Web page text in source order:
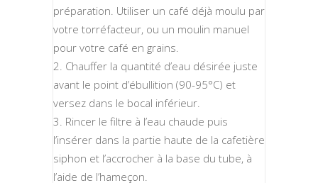
préparation. Utiliser un café déjà moulu par
votre torréfacteur, ou un moulin manuel
pour votre café en grains.
Chauffer la quantité d’eau désirée juste
avant le point d’ébullition (90-95°C) et
versez dans le bocal inférieur.
Rincer le filtre à l’eau chaude puis
l’insérer dans la partie haute de la cafetière
siphon et l’accrocher à la base du tube, à
l’aide de l’hameçon.